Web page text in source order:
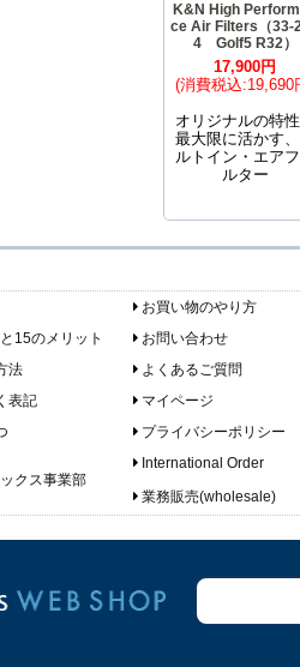
K&N High
ce Air Filters（33-
4 Golf5 R32）
17,900円
(消費税込:19,690
オリジナルの特
最大限に活かす
ルトイン・エア
ルター
お買い物のやり方
15のメリット
お問い合わせ
法
よくあるご質問
表記
マイページ
プライバシーポリシー
クス事業部
International Order
業務販売(wholesale)